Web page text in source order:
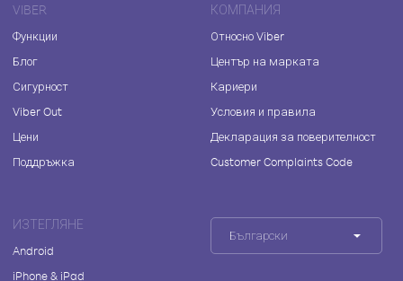
VIBER
Функции
Блог
Сигурност
Viber Out
Цени
Поддръжка
КОМПАНИЯ
Относно Viber
Център на марката
Кариери
Условия и правила
Декларация за поверителност
Customer Complaints Code
ИЗТЕГЛЯНЕ
Android
iPhone & iPad
Български